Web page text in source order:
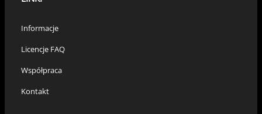
Informacje
Licencje FAQ
Współpraca
Kontakt